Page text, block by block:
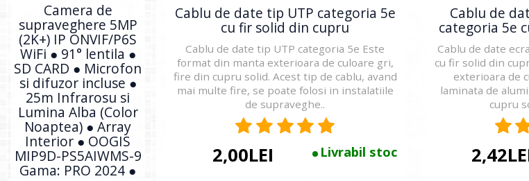
Camera de
supraveghere 5MP
(2K+) IP ONVIF/P6S
WiFi ● 91° lentila ●
SD CARD ● Microfon
si difuzor incluse ●
25m Infrarosu si
Lumina Alba (Color
Noaptea) ● Array
Interior ● OOGIS
MIP9D-PS5AIWMS-9
Gama: PRO 2024 ●
Cablu de date tip UTP categoria 5e
cu fir solid din cupru
Cablu de date tip UTP categoria 5e Este
format din manta exterioara de culoare gri,
fire din cupru solid. Acest tip de cablu, avand
mai multe fire, se poate folosi in instalatiile
de supraveghe..
Livrabil stoc
2,00LEI
Cablu de
categoria 5e
Cablu de date
cu fir solid din
exterioara de
laminata de
cupru